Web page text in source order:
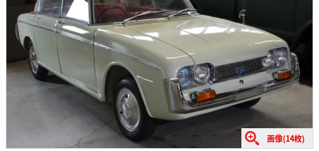
画像(14枚)